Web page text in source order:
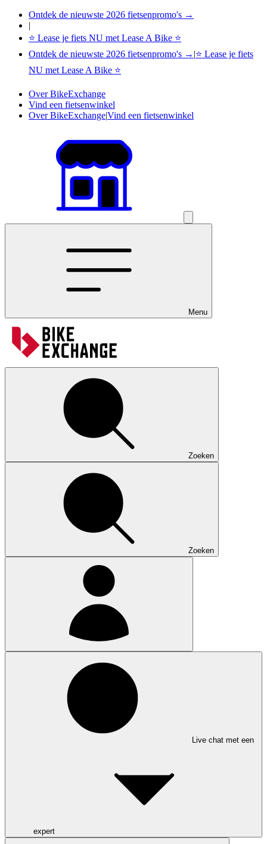
Ontdek de nieuwste 2026 fietsenpromo's →
|
⭐ Lease je fiets NU met Lease A Bike ⭐
Ontdek de nieuwste 2026 fietsenpromo's → |⭐ Lease je fiets
NU met Lease A Bike ⭐
Over BikeExchange
Vind een fietsenwinkel
Over BikeExchange|Vind een fietsenwinkel
Menu
Zoeken
Zoeken
Live chat met een
expert